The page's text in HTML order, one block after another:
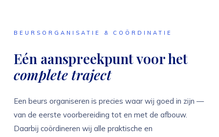
BEURSORGANISATIE & COÖRDINATIE
Eén aanspreekpunt voor het
complete traject
Een beurs organiseren is precies waar wij goed in zijn —
van de eerste voorbereiding tot en met de afbouw.
Daarbij coördineren wij alle praktische en